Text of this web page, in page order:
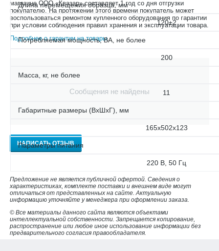
Длина перемещения образца, мм
120±2
Потребляемая мощность, ВА, не более
200
Масса, кг, не более
11
Габаритные размеры (ВхШхГ), мм
165х502х123
Параметры питания
220 В, 50 Гц
магазине ООО «Квазар» составляет 1 год со дня отгрузки
покупателю. На протяжении этого времени покупатель может
воспользоваться ремонтом купленного оборудования по гарантии
при условии соблюдения правил хранения и эксплуатации товара.
Подробнее о гарантии на товары.
Сообщения не найдены
НАПИСАТЬ ОТЗЫВ
Предложение не является публичной офертой. Сведения о
характеристиках, комплекте поставки и внешнем виде могут
отличаться от представленных на сайте. Актуальную
информацию уточняйте у менеджера при оформлении заказа.
© Все материалы данного сайта являются объектами
интеллектуальной собственности. Запрещается копирование,
распространение или любое иное использование информации без
предварительного согласия правообладателя.